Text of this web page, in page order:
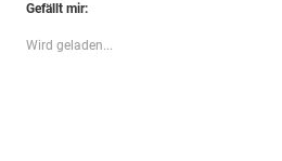
Gefällt mir:
Wird geladen...